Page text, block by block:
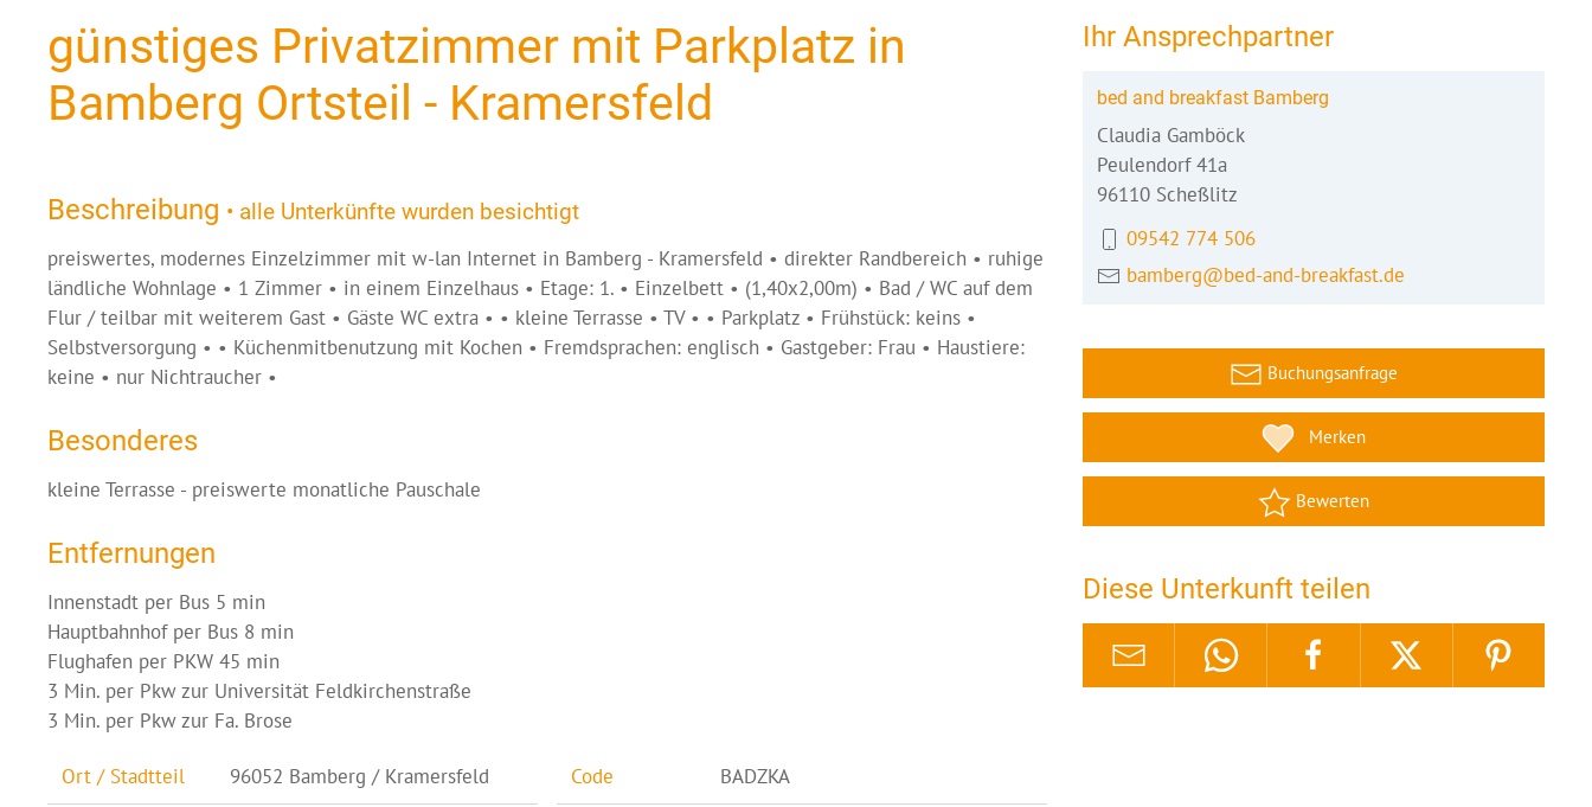
günstiges Privatzimmer mit Parkplatz in
Bamberg Ortsteil - Kramersfeld
Beschreibung • alle Unterkünfte wurden besichtigt
preiswertes, modernes Einzelzimmer mit w-lan Internet in Bamberg - Kramersfeld • direkter Randbereich • ruhige
ländliche Wohnlage • 1 Zimmer • in einem Einzelhaus • Etage: 1. • Einzelbett • (1,40x2,00m) • Bad / WC auf dem
Flur / teilbar mit weiterem Gast • Gäste WC extra • • kleine Terrasse • TV • • Parkplatz • Frühstück: keins •
Selbstversorgung • • Küchenmitbenutzung mit Kochen • Fremdsprachen: englisch • Gastgeber: Frau • Haustiere:
keine • nur Nichtraucher •
Besonderes
kleine Terrasse - preiswerte monatliche Pauschale
Entfernungen
Innenstadt per Bus 5 min
Hauptbahnhof per Bus 8 min
Flughafen per PKW 45 min
3 Min. per Pkw zur Universität Feldkirchenstraße
3 Min. per Pkw zur Fa. Brose
Ort / Stadtteil 96052 Bamberg / Kramersfeld Code BADZKA
Ihr Ansprechpartner
bed and breakfast Bamberg
Claudia Gamböck
Peulendorf 41a
96110 Scheßlitz
09542 774 506
bamberg@bed-and-breakfast.de
Buchungsanfrage
Merken
Bewerten
Diese Unterkunft teilen